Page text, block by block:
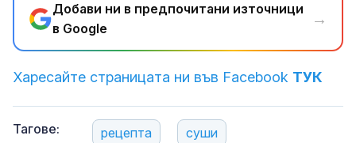
Добави ни в предпочитани източници
в Google
→
Харесайте страницата ни във Facebook ТУК
Тагове: рецепта суши